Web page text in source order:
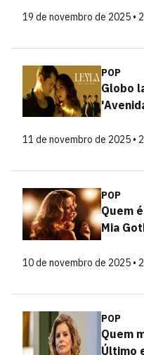
19 de novembro de 2025 •
POP
Globo
11 de novembro de 2025 •
POP
Quem
Mia
10 de novembro de 2025 •
POP
Quem
Último